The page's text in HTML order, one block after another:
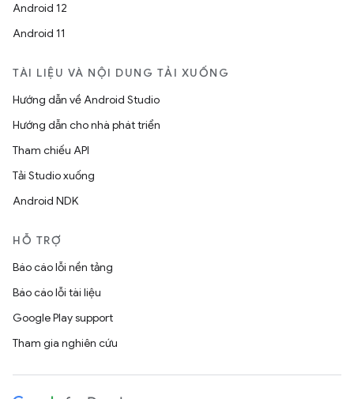
Android 12
Android 11
TÀI LIỆU VÀ NỘI DUNG TẢI XUỐNG
Hướng dẫn về Android Studio
Hướng dẫn cho nhà phát triển
Tham chiếu API
Tải Studio xuống
Android NDK
HỖ TRỢ
Báo cáo lỗi nền tảng
Báo cáo lỗi tài liệu
Google Play support
Tham gia nghiên cứu